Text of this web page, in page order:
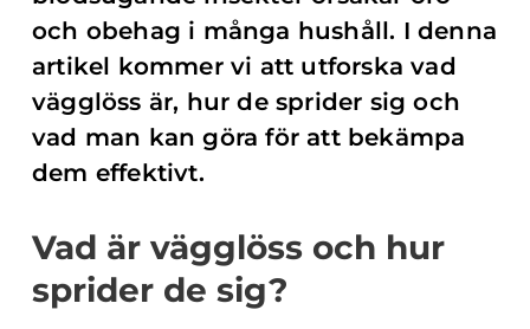
och obehag i många hushåll. I denna
artikel kommer vi att utforska vad
vägglöss är, hur de sprider sig och
vad man kan göra för att bekämpa
dem effektivt.
Vad är vägglöss och hur
sprider de sig?